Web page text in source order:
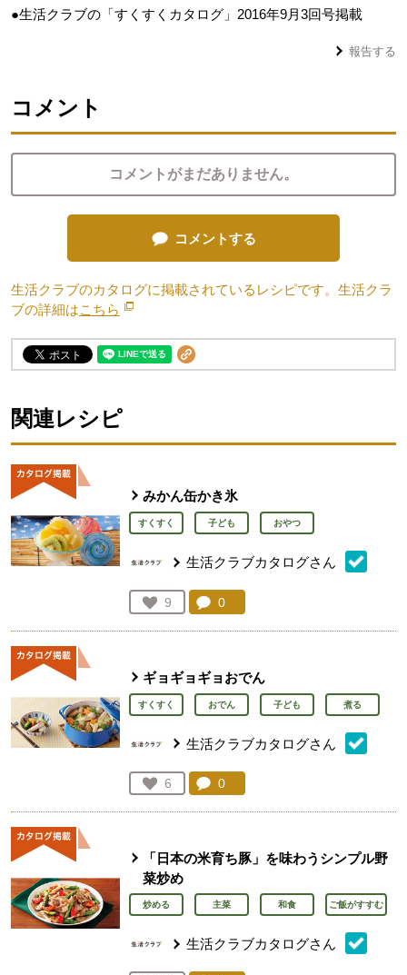
●生活クラブの「すくすくカタログ」2016年9月3回号掲載
報告する
コメント
コメントがまだありません。
コメントする
生活クラブのカタログに掲載されているレシピです。生活クラ
ブの詳細はこちら 別のウィンドウで開きます。
関連レシピ
みかん缶かき氷
すくすく 子ども おやつ
生活クラブカタログさん
お気に入り登録：
9
人が登録
コメント：
0
ギョギョギョおでん
すくすく おでん 子ども 煮る
生活クラブカタログさん
お気に入り登録：
6
人が登録
コメント：
0
「日本の米育ち豚」を味わうシンプル野
菜炒め
炒める 主菜 和食 ご飯がすすむ
生活クラブカタログさん